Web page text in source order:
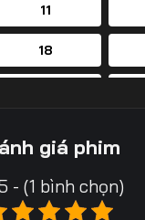
11
18
46
giá phim
- (1 bình chọn)